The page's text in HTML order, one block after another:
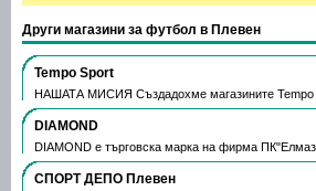
Други магазини за футбол в Плевен
Tempo Sport
НАШАТА МИСИЯ Създадохме магазините Tempo
DIAMOND
DIAMOND е търговска марка на фирма
СПОРТ ДЕПО Плевен